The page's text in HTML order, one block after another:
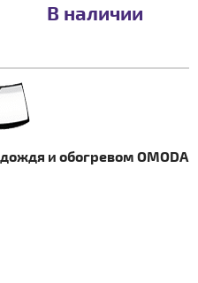
В наличии
и обогревом OMODA